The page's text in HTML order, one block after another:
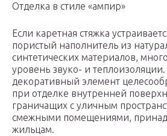
Отделка в стиле «ампир»
Если каретная стяжка
пористый наполнитель из
синтетических материалов,
уровень звуко- и
декоративный элемент
при отделке внутренней
граничащих с уличным
смежными помещениями,
жильцам.